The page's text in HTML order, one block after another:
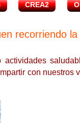
CREA2
recorriendo
con nuestros